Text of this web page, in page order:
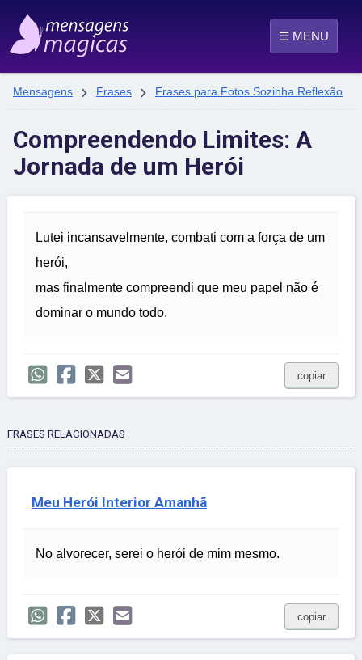
☰ MENU
Mensagens  Frases  Frases para Fotos Sozinha Reflexão
Compreendendo Limites: A
Jornada de um Herói
Lutei incansavelmente, combati com a força de um
herói,
mas finalmente compreendi que meu papel não é
dominar o mundo todo.
copiar
FRASES RELACIONADAS
Meu Herói Interior Amanhã
No alvorecer, serei o herói de mim mesmo.
copiar